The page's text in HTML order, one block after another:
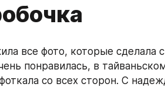
все фото, которые сделала
понравилась, в
со всех сторон. С